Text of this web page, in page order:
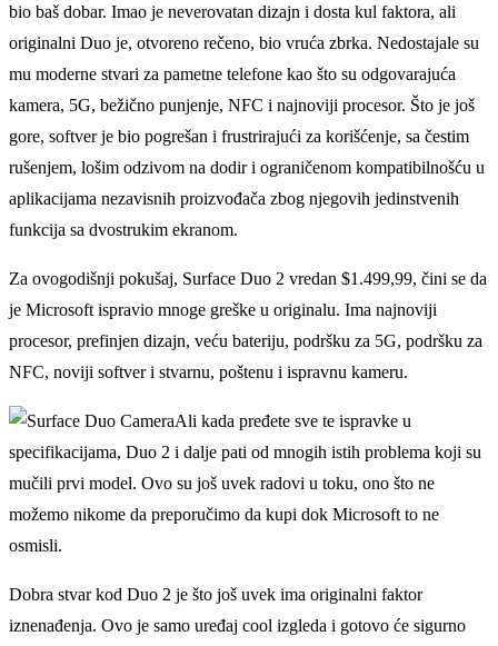
bio baš dobar. Imao je neverovatan dizajn i dosta kul faktora, ali
originalni Duo je, otvoreno rečeno, bio vruća zbrka. Nedostajale su
mu moderne stvari za pametne telefone kao što su odgovarajuća
kamera, 5G, bežično punjenje, NFC i najnoviji procesor. Što je još
gore, softver je bio pogrešan i frustrirajući za korišćenje, sa čestim
rušenjem, lošim odzivom na dodir i ograničenom kompatibilnošću u
aplikacijama nezavisnih proizvođača zbog njegovih jedinstvenih
funkcija sa dvostrukim ekranom.
Za ovogodišnji pokušaj, Surface Duo 2 vredan $1.499,99, čini se da
je Microsoft ispravio mnoge greške u originalu. Ima najnoviji
procesor, prefinjen dizajn, veću bateriju, podršku za 5G, podršku za
NFC, noviji softver i stvarnu, poštenu i ispravnu kameru.
Ali kada pređete sve te ispravke u
specifikacijama, Duo 2 i dalјe pati od mnogih istih problema koji su
mučili prvi model. Ovo su još uvek radovi u toku, ono što ne
možemo nikome da preporučimo da kupi dok Microsoft to ne
osmisli.
Dobra stvar kod Duo 2 je što još uvek ima originalni faktor
iznenađenja. Ovo je samo uređaj cool izgleda i gotovo će sigurno